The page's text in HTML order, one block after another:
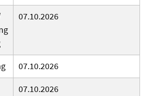
07.10.2026
07.10.2026
07.10.2026